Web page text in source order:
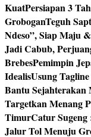
KuatPersiapan 3
GroboganTeguh
Ndeso”, Siap Maju
Jadi Cabub,
BrebesPemimpin
IdealisUsung
Bantu Sejahterakan
Targetkan Menang
TimurCatur Sugeng
Jalur Tol Menuju